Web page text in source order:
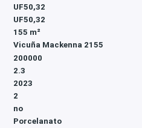
UF50,32
UF50,32
155 m²
Vicuña Mackenna 2155
200000
2.3
2023
2
no
Porcelanato